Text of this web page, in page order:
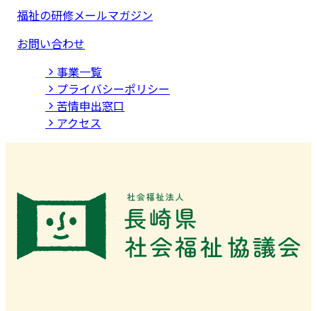
福祉の研修メールマガジン
お問い合わせ
事業⼀覧
プライバシーポリシー
苦情申出窓口
アクセス